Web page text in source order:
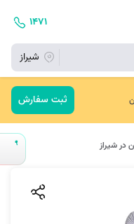
شیراز
۱۴۷۱
ثبت سفارش
در شیراز